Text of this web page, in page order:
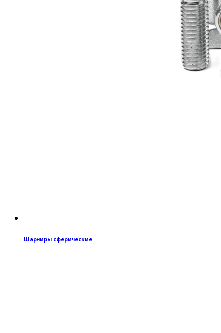
Шарниры сферические